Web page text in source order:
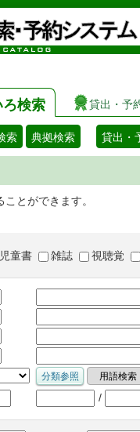
ろ検索 貸出・予
索 典拠検索 貸出・
とができます。
児童書 雑誌 視聴覚
/